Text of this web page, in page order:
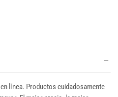
línea. Productos cuidadosamente